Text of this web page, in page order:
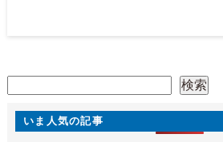
検索
いま人気の記事